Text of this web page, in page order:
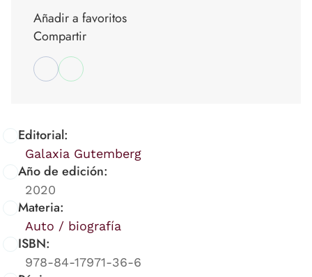
Editorial:
Galaxia Gutemberg
Año de edición:
2020
Materia:
Auto / biografía
ISBN:
978-84-17971-36-6
Añadir a favoritos
Compartir